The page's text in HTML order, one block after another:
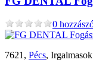
0
7621, Pécs,